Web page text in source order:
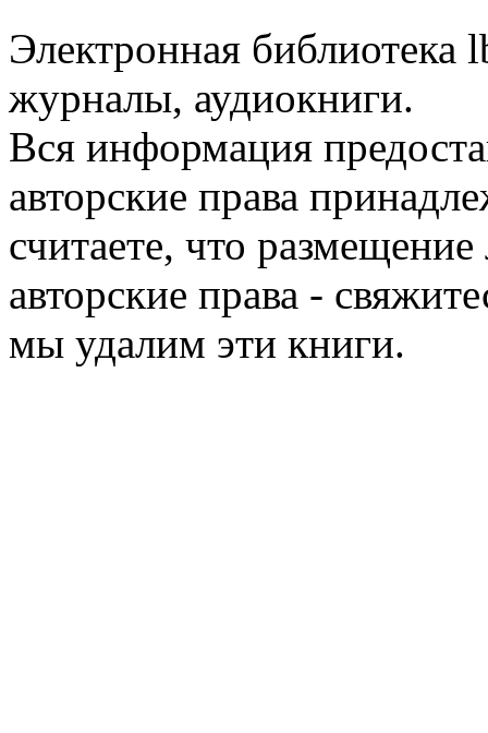
Электронная библиотека
журналы, аудиокниги.
Вся информация
авторские права
считаете, что
авторские права -
мы удалим эти книги.